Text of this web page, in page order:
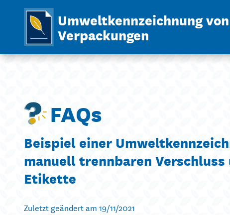
Umweltkennzeichnung von
Verpackungen
FAQs
Beispiel einer
manuell trennbaren
Etikette
Zuletzt geändert am 19/11/2021